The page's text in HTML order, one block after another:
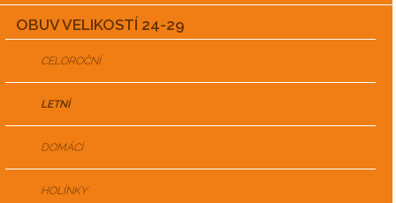
OBUV VELIKOSTÍ 24-29
CELOROČNÍ
LETNÍ
DOMÁCÍ
HOLÍNKY